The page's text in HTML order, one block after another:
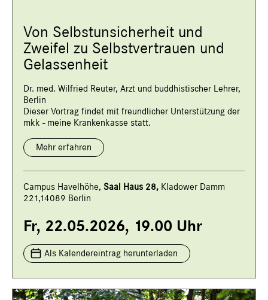
Von Selbstunsicherheit und
Zweifel zu Selbstvertrauen und
Gelassenheit
Dr. med. Wilfried Reuter, Arzt und buddhistischer Lehrer,
Berlin
Dieser Vortrag findet mit freundlicher Unterstützung der
mkk - meine Krankenkasse statt.
Mehr erfahren
Campus Havelhöhe, Saal Haus 28, Kladower Damm
221,14089 Berlin
Fr, 22.05.2026, 19.00 Uhr
Als Kalendereintrag herunterladen